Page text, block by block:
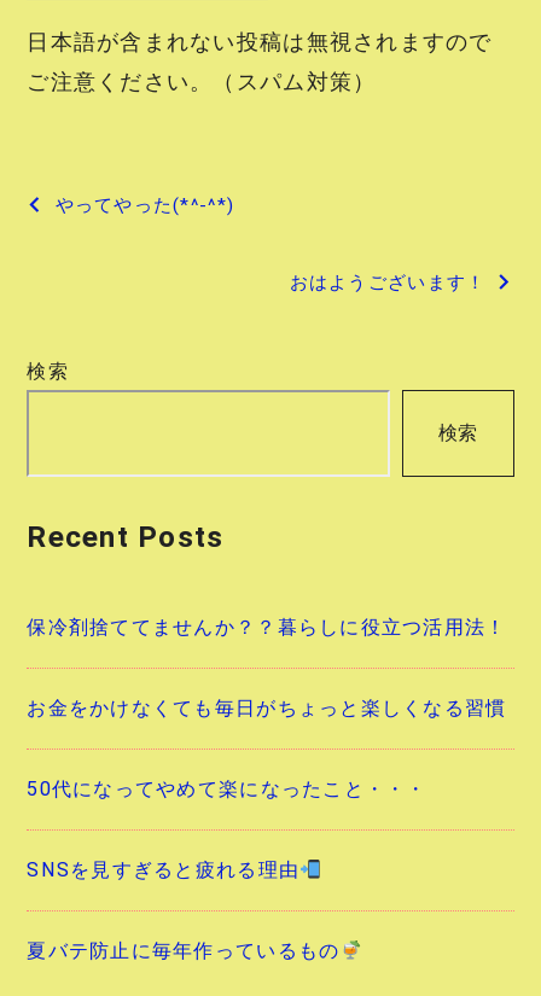
日本語が含まれない投稿は無視されますので
ご注意ください。（スパム対策）
投
ゲ
ョ
やってやった(*^-^*)
おはようございます！
検索
検索
Recent Posts
保冷剤捨ててませんか？？暮らしに役立つ活用法！
お金をかけなくても毎日がちょっと楽しくなる習慣
50代になってやめて楽になったこと・・・
SNSを見すぎると疲れる理由
夏バテ防止に毎年作っているもの